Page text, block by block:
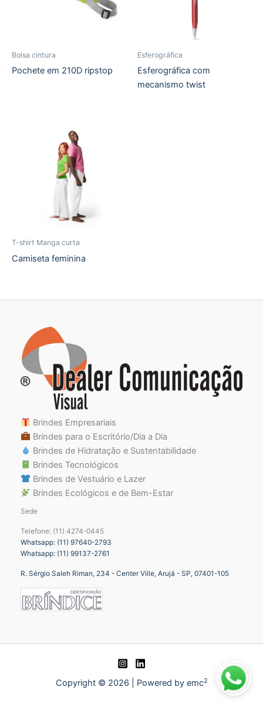
Bolsa cintura
Pochete em 210D ripstop
Esferográfica
Esferográfica com
mecanismo twist
T-shirt Manga curta
Camiseta feminina
Brindes Empresariais
Brindes para o Escritório/Dia a Dia
Brindes de Hidratação e Sustentabilidade
Brindes Tecnológicos
Brindes de Vestuário e Lazer
Brindes Ecológicos e de Bem-Estar
Sede
Telefone: (11) 4274-0445
Whatsapp: (11) 97640-2793
Whatsapp: (11) 99137-2761
R. Sérgio Saleh Riman, 234 - Center Ville, Arujá - SP, 07401-105
Copyright © 2026 | Powered by emc2